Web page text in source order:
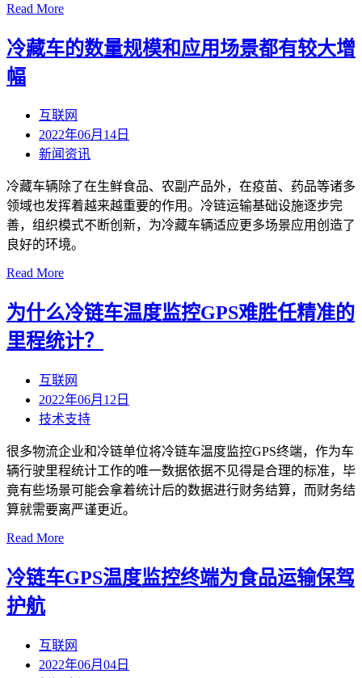
Read More
冷藏车的数量规模和应用场景都有较大增
幅
互联网
2022年06月14日
新闻资讯
冷藏车辆除了在生鲜食品、农副产品外，在疫苗、药品等诸多
领域也发挥着越来越重要的作用。冷链运输基础设施逐步完
善，组织模式不断创新，为冷藏车辆适应更多场景应用创造了
良好的环境。
Read More
为什么冷链车温度监控GPS难胜任精准的
里程统计？
互联网
2022年06月12日
技术支持
很多物流企业和冷链单位将冷链车温度监控GPS终端，作为车
辆行驶里程统计工作的唯一数据依据不见得是合理的标准，毕
竟有些场景可能会拿着统计后的数据进行财务结算，而财务结
算就需要离严谨更近。
Read More
冷链车GPS温度监控终端为食品运输保驾
护航
互联网
2022年06月04日